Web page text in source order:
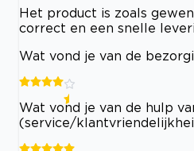
Het product is zoals
correct en een snelle
Wat vond je van de
Wat vond je van de hulp
(service/